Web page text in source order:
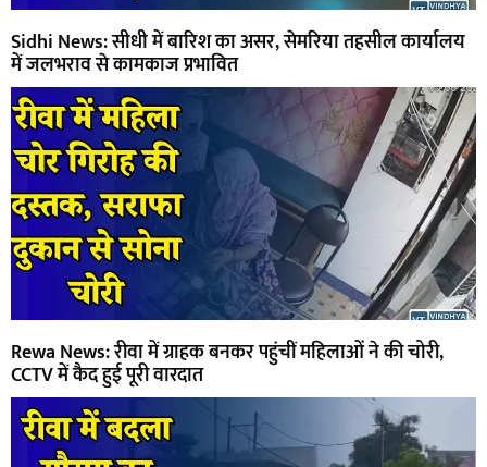
Sidhi News: सीधी में बारिश का असर, सेमरिया तहसील कार्यालय
में जलभराव से कामकाज प्रभावित
Rewa News: रीवा में ग्राहक बनकर पहुंचीं महिलाओं ने की चोरी,
CCTV में कैद हुई पूरी वारदात